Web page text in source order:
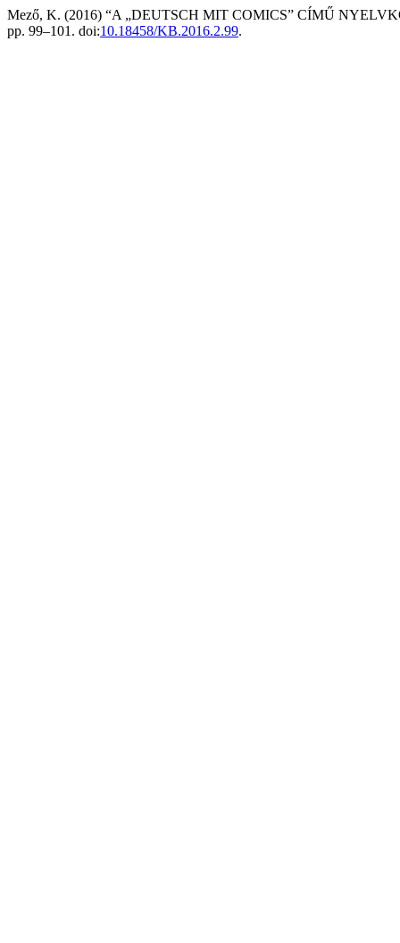
Mező, K. (2016) “A „DEUTSCH MIT COMICS” CÍMŰ
pp. 99–101. doi:10.18458/KB.2016.2.99.